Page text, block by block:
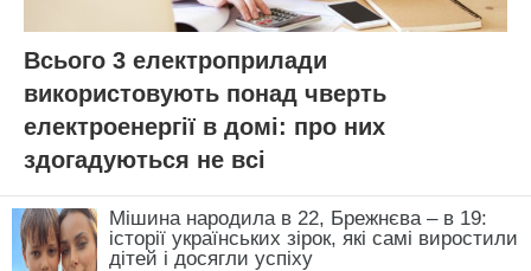
Всього 3 електроприлади
використовують понад чверть
електроенергії в домі: про них
здогадуються не всі
Мішина народила в 22, Брежнєва – в 19:
історії українських зірок, які самі виростили
дітей і досягли успіху